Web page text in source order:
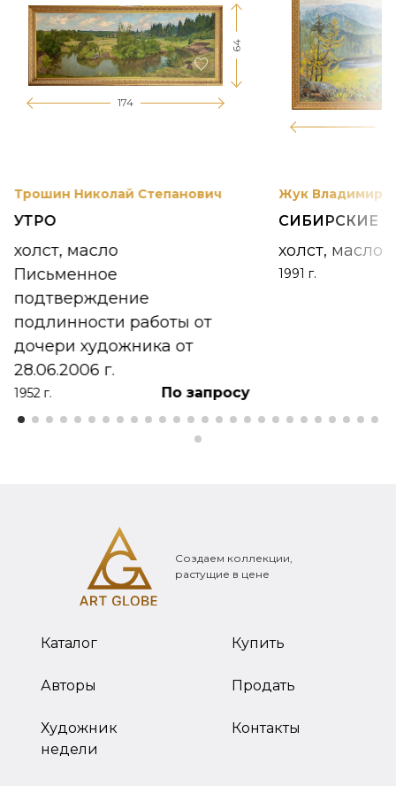
174
64
Трошин Николай Степанович
УТРО
холст, масло
Письменное
подтверждение
подлинности работы от
дочери художника от
28.06.2006 г.
1952 г. По запросу
Жук Владимир
СИБИРСКИЕ
холст, масло
1991 г.
Создаем коллекции,
растущие в цене
Каталог
Авторы
Художник
недели
Купить
Продать
Контакты